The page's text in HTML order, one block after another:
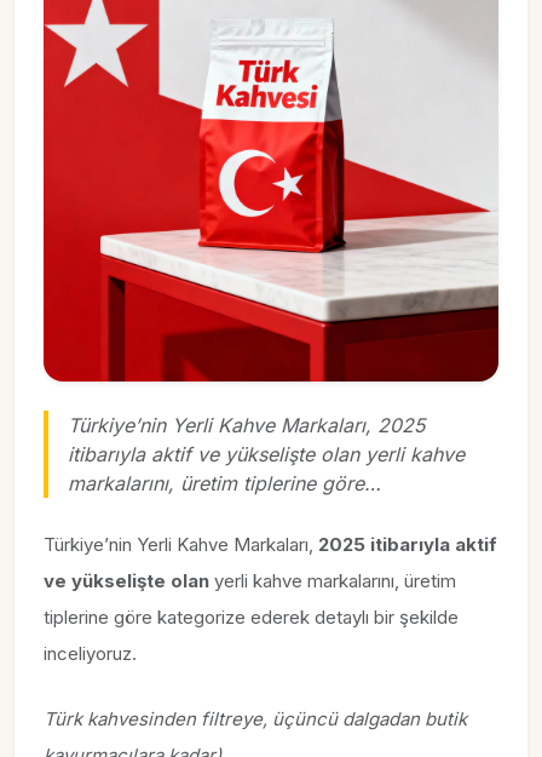
Türkiye’nin Yerli Kahve Markaları, 2025
itibarıyla aktif ve yükselişte olan yerli kahve
markalarını, üretim tiplerine göre…
Türkiye’nin Yerli Kahve Markaları, 2025 itibarıyla aktif
ve yükselişte olan yerli kahve markalarını, üretim
tiplerine göre kategorize ederek detaylı bir şekilde
inceliyoruz.
Türk kahvesinden filtreye, üçüncü dalgadan butik